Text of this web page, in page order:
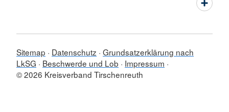
Sitemap Datenschutz Grundsatzerklärung nach
LkSG
Beschwerde und Lob
Impressum
© 2026 Kreisverband Tirschenreuth